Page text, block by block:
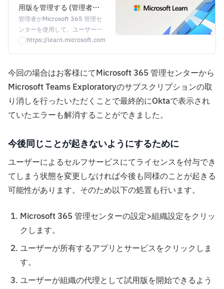
用版を管理する (管理者向
け)
管理者がMicrosoft 365 管理セ
ンターを使用して、ユーザーが
organizationで行ったセルフサ
https://learn.microsoft.com/ja-jp/microsoft-365/commerce/
今回の場合はお客様にてMicrosoft 365 管理センターから
Microsoft Teams Exploratoryのサブスクリプションの取
り消しを行ったいただくことで最終的にOktaで表示され
ていたエラーも解消することができました。
今後同じことが起きないようにするために
ユーザーによるセルフサービスにてライセンスを付与でき
てしまう状態を変更しなければ今後も同様のことが起きる
可能性があります。そのため以下の処置も行います。
Microsoft 365 管理センターの設定>組織設定をクリッ
クします。
ユーザーが所有するアプリとサービスをクリックしま
す。
ユーザーが組織の代理として試用版を開始できるよう